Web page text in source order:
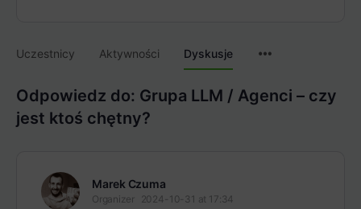
Uczestnicy Aktywności Dyskusje
Odpowiedz do: Grupa LLM / Agenci – czy
jest ktoś chętny?
Marek Czuma
Organizer 2024-10-31 at 17:34